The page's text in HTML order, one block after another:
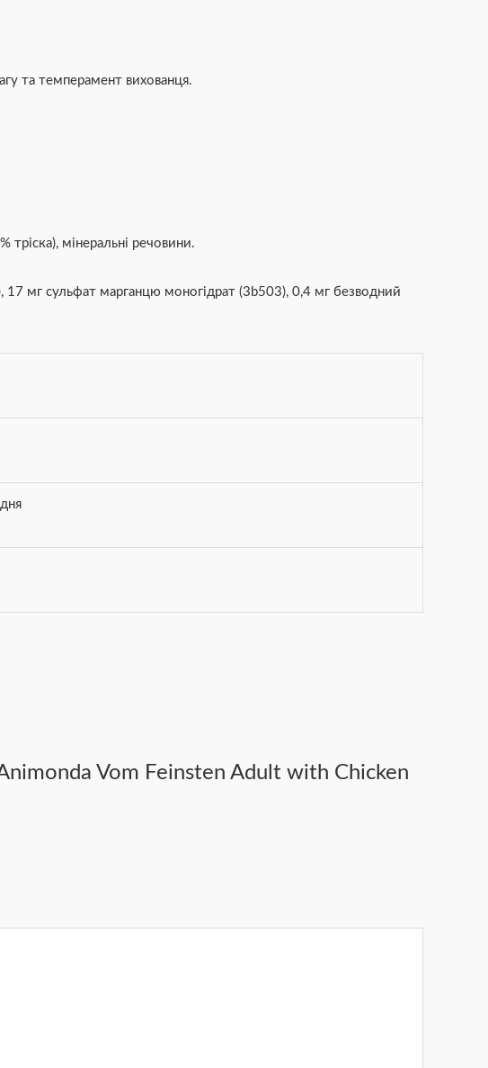
та темперамент вихованця.
тріска), мінеральні речовини.
мг сульфат марганцю моногідрат (3b503), 0,4 мг безводний
Vom Feinsten Adult with Chicken